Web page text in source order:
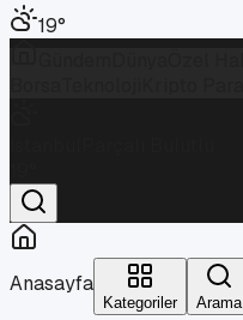
19°
Anasayfa
Kategoriler Arama